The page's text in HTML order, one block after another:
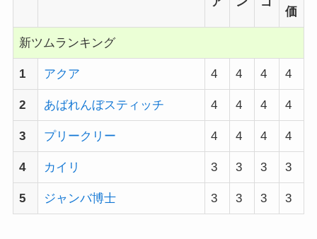
価
新ツムランキング
1 アク ア 4 4 4 4
2 あばれんぼスティッチ 4 4 4 4
3 プリークリー 4 4 4 4
4 カイ リ 3 3 3 3
5 ジャンバ博士 3 3 3 3